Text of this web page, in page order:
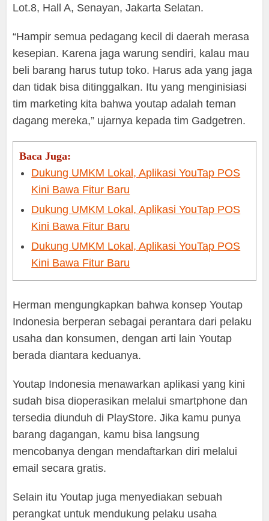
Lot.8, Hall A, Senayan, Jakarta Selatan.
“Hampir semua pedagang kecil di daerah merasa
kesepian. Karena jaga warung sendiri, kalau mau
beli barang harus tutup toko. Harus ada yang jaga
dan tidak bisa ditinggalkan. Itu yang menginisiasi
tim marketing kita bahwa youtap adalah teman
dagang mereka,” ujarnya kepada tim Gadgetren.
Baca Juga:
Dukung UMKM Lokal, Aplikasi YouTap POS
Kini Bawa Fitur Baru
Dukung UMKM Lokal, Aplikasi YouTap POS
Kini Bawa Fitur Baru
Dukung UMKM Lokal, Aplikasi YouTap POS
Kini Bawa Fitur Baru
Herman mengungkapkan bahwa konsep Youtap
Indonesia berperan sebagai perantara dari pelaku
usaha dan konsumen, dengan arti lain Youtap
berada diantara keduanya.
Youtap Indonesia menawarkan aplikasi yang kini
sudah bisa dioperasikan melalui smartphone dan
tersedia diunduh di PlayStore. Jika kamu punya
barang dagangan, kamu bisa langsung
mencobanya dengan mendaftarkan diri melalui
email secara gratis.
Selain itu Youtap juga menyediakan sebuah
perangkat untuk mendukung pelaku usaha